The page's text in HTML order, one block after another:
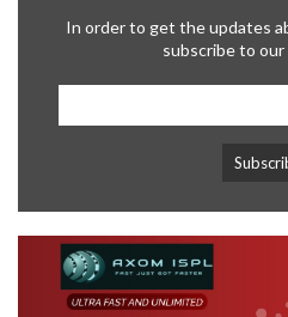
In order to get the updates
subscribe to